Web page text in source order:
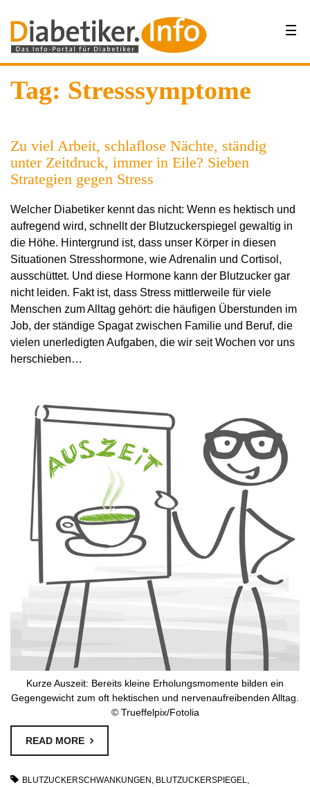
Tag: Stresssymptome
Zu viel Arbeit, schlaflose Nächte, ständig
unter Zeitdruck, immer in Eile? Sieben
Strategien gegen Stress
Welcher Diabetiker kennt das nicht: Wenn es hektisch und
aufregend wird, schnellt der Blutzuckerspiegel gewaltig in
die Höhe. Hintergrund ist, dass unser Körper in diesen
Situationen Stresshormone, wie Adrenalin und Cortisol,
ausschüttet. Und diese Hormone kann der Blutzucker gar
nicht leiden. Fakt ist, dass Stress mittlerweile für viele
Menschen zum Alltag gehört: die häufigen Überstunden im
Job, der ständige Spagat zwischen Familie und Beruf, die
vielen unerledigten Aufgaben, die wir seit Wochen vor uns
herschieben…
Kurze Auszeit: Bereits kleine Erholungsmomente bilden ein
Gegengewicht zum oft hektischen und nervenaufreibenden Alltag.
© Trueffelpix/Fotolia
READ MORE
BLUTZUCKERSCHWANKUNGEN , BLUTZUCKERSPIEGEL,